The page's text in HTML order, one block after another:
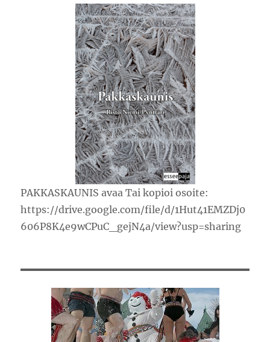
PAKKASKAUNIS avaa Tai kopioi osoite:
https://drive.google.com/file/d/1Hut41EMZDj0
606P8K4e9wCPuC_gejN4a/view?usp=sharing